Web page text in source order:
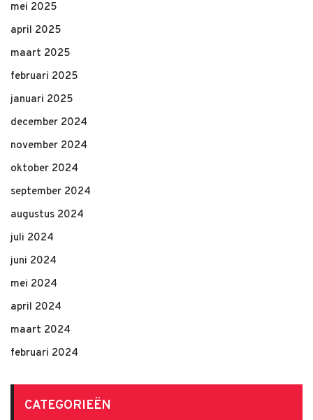
mei 2025
april 2025
maart 2025
februari 2025
januari 2025
december 2024
november 2024
oktober 2024
september 2024
augustus 2024
juli 2024
juni 2024
mei 2024
april 2024
maart 2024
februari 2024
CATEGORIEËN